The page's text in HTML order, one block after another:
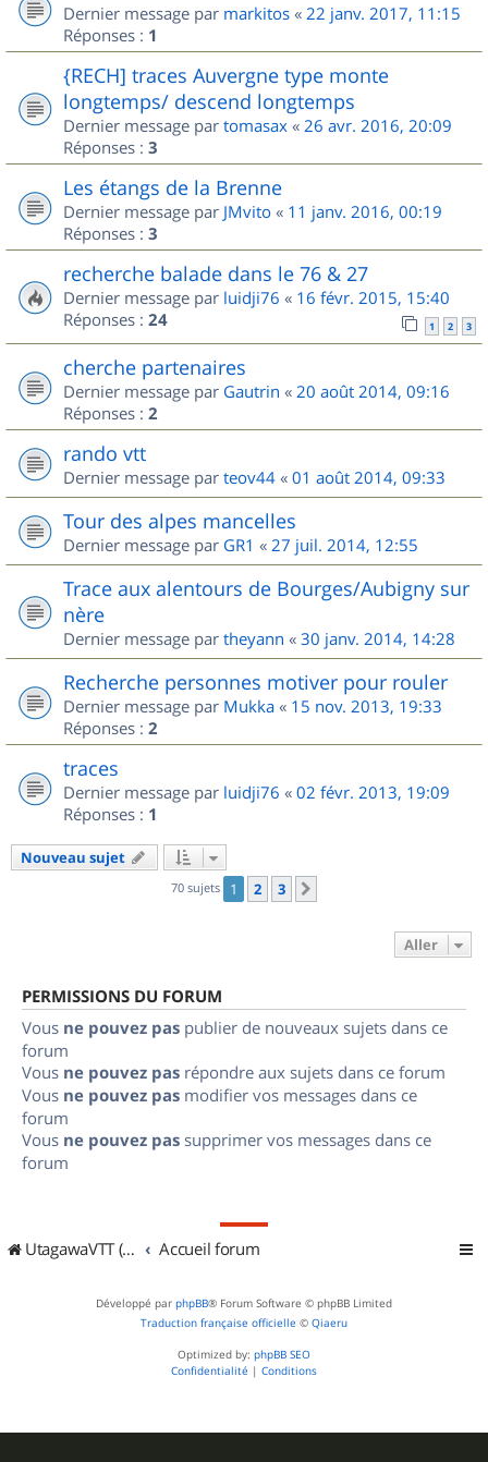
Dernier message par markitos « 22 janv. 2017, 11:15
Réponses : 1
{RECH] traces Auvergne type monte
longtemps/ descend longtemps
Dernier message par tomasax « 26 avr. 2016, 20:09
Réponses : 3
Les étangs de la Brenne
Dernier message par JMvito « 11 janv. 2016, 00:19
Réponses : 3
recherche balade dans le 76 & 27
Dernier message par luidji76 « 16 févr. 2015, 15:40
Réponses : 24 1 2 3
cherche partenaires
Dernier message par Gautrin « 20 août 2014, 09:16
Réponses : 2
rando vtt
Dernier message par teov44 « 01 août 2014, 09:33
Tour des alpes mancelles
Dernier message par GR1 « 27 juil. 2014, 12:55
Trace aux alentours de Bourges/Aubigny sur
nère
Dernier message par theyann « 30 janv. 2014, 14:28
Recherche personnes motiver pour rouler
Dernier message par Mukka « 15 nov. 2013, 19:33
Réponses : 2
traces
Dernier message par luidji76 « 02 févr. 2013, 19:09
Réponses : 1
Nouveau sujet
70 sujets 1 2 3
Aller
PERMISSIONS DU FORUM
Vous ne pouvez pas publier de nouveaux sujets dans ce
forum
Vous ne pouvez pas répondre aux sujets dans ce forum
Vous ne pouvez pas modifier vos messages dans ce
forum
Vous ne pouvez pas supprimer vos messages dans ce
forum
UtagawaVTT (Randos VTT et VTTAE avec traces GPS) Accueil forum
Développé par phpBB® Forum Software © phpBB Limited
Traduction française officielle © Qiaeru
Optimized by: phpBB SEO
Confidentialité | Conditions